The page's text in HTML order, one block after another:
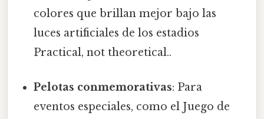
colores que brillan mejor bajo las
luces artificiales de los estadios
Practical, not theoretical..
Pelotas conmemorativas: Para
eventos especiales, como el Juego de